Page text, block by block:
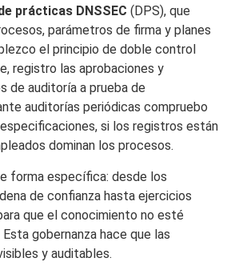
prácticas DNSSEC (DPS), que
parámetros de firma y planes
el principio de doble control
registro las aprobaciones y
de auditoría a prueba de
auditorías periódicas compruebo
si los registros están
dominan los procesos.
forma específica: desde los
de confianza hasta ejercicios
que el conocimiento no esté
gobernanza hace que las
y auditables.